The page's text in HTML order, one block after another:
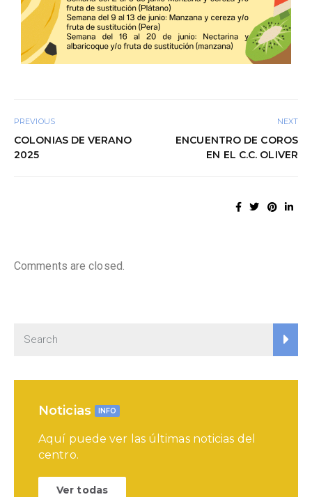
PREVIOUS
COLONIAS DE VERANO
2025
NEXT
ENCUENTRO DE COROS
EN EL C.C. OLIVER
Comments are closed.
Noticias INFO
Aquí puede ver las últimas noticias del
centro.
Ver todas